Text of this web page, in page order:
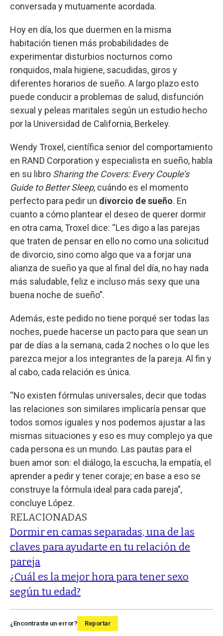
conversada y mutuamente acordada.
Hoy en día, los que duermen en la misma
habitación tienen más probabilidades de
experimentar disturbios nocturnos como
ronquidos, mala higiene, sacudidas, giros y
diferentes horarios de sueño. A largo plazo esto
puede conducir a problemas de salud, disfunción
sexual y peleas maritales según un estudio hecho
por la Universidad de California, Berkeley.
Wendy Troxel, científica senior del comportamiento
en RAND Corporation y especialista en sueño, habla
en su libro Sharing the Covers: Every Couple’s
Guide to Better Sleep, cuándo es el momento
perfecto para pedir un divorcio de sueño. En
cuanto a cómo plantear el deseo de querer dormir
en otra cama, Troxel dice: “Les digo a las parejas
que traten de pensar en ello no como una solicitud
de divorcio, sino como algo que va a forjar una
alianza de sueño ya que al final del día, no hay nada
más saludable, feliz e incluso más sexy que una
buena noche de sueño”.
Además, este pedido no tiene porqué ser todas las
noches, puede hacerse un pacto para que sean un
par de días a la semana, cada 2 noches o lo que les
parezca mejor a los integrantes de la pareja. Al fin y
al cabo, cada relación es única.
“No existen fórmulas universales, decir que todas
las relaciones son similares implicaría pensar que
todos somos iguales y nos podemos ajustar a las
mismas situaciones y eso es muy complejo ya que
cada persona es un mundo. Las pautas para el
buen amor son: el diálogo, la escucha, la empatía, el
aprender a pedir y tener coraje; en base a eso se
construye la fórmula ideal para cada pareja”,
concluye López.
RELACIONADAS
Dormir en camas separadas, una de las
claves para ayudarte en tu relación de
pareja
¿Cuál es la mejor hora para tener sexo
según tu edad?
¿Encontraste un error? Reportar